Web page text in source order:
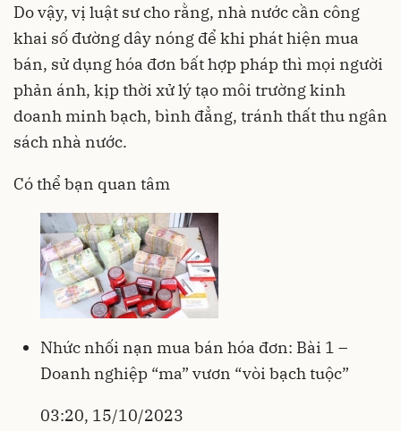
Do vậy, vị luật sư cho rằng, nhà nước cần công
khai số đường dây nóng để khi phát hiện mua
bán, sử dụng hóa đơn bất hợp pháp thì mọi người
phản ánh, kịp thời xử lý tạo môi trường kinh
doanh minh bạch, bình đẳng, tránh thất thu ngân
sách nhà nước.
Có thể bạn quan tâm
Nhức nhối nạn mua bán hóa đơn: Bài 1 –
Doanh nghiệp “ma” vươn “vòi bạch tuộc”
03:20, 15/10/2023